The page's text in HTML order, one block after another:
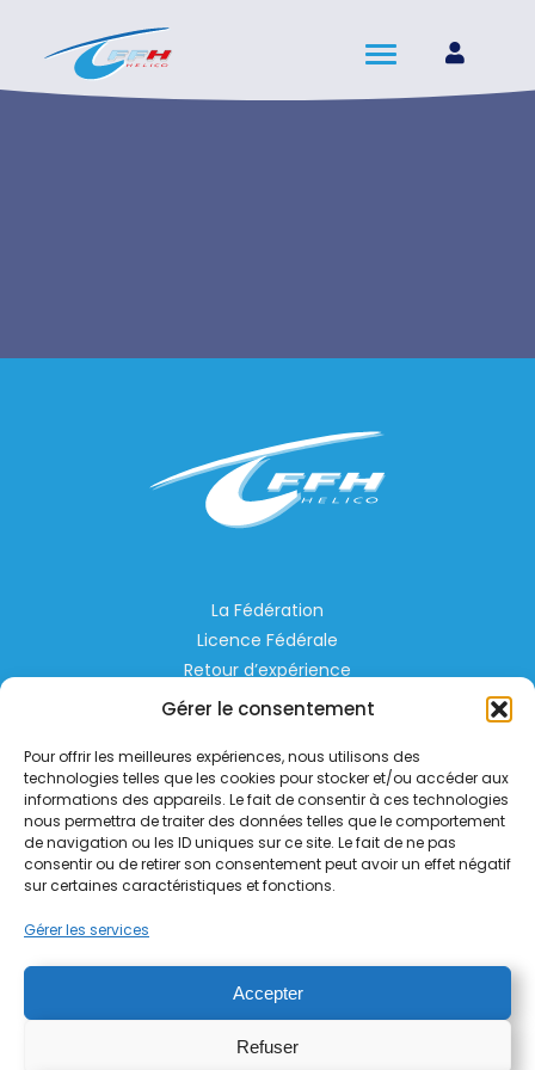
Gérer le consentement
Pour offrir les meilleures expériences, nous utilisons des
technologies telles que les cookies pour stocker et/ou accéder aux
informations des appareils. Le fait de consentir à ces technologies
nous permettra de traiter des données telles que le comportement
de navigation ou les ID uniques sur ce site. Le fait de ne pas
consentir ou de retirer son consentement peut avoir un effet négatif
sur certaines caractéristiques et fonctions.
Gérer les services
Accepter
Refuser
La Fédération
Licence Fédérale
Retour d’expérience
Espace Privé
Liens Utiles
Aérodrome de Lognes Emerainville
77185 LOGNES
contact@helico.org